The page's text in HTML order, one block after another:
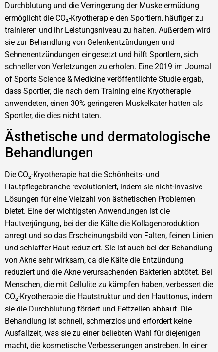
Durchblutung und die Verringerung der Muskelermüdung
ermöglicht die CO₂-Kryotherapie den Sportlern, häufiger zu
trainieren und ihr Leistungsniveau zu halten. Außerdem wird
sie zur Behandlung von Gelenkentzündungen und
Sehnenentzündungen eingesetzt und hilft Sportlern, sich
schneller von Verletzungen zu erholen. Eine 2019 im Journal
of Sports Science & Medicine veröffentlichte Studie ergab,
dass Sportler, die nach dem Training eine Kryotherapie
anwendeten, einen 30% geringeren Muskelkater hatten als
Sportler, die dies nicht taten.
Ästhetische und dermatologische
Behandlungen
Die CO₂-Kryotherapie hat die Schönheits- und
Hautpflegebranche revolutioniert, indem sie nicht-invasive
Lösungen für eine Vielzahl von ästhetischen Problemen
bietet. Eine der wichtigsten Anwendungen ist die
Hautverjüngung, bei der die Kälte die Kollagenproduktion
anregt und so das Erscheinungsbild von Falten, feinen Linien
und schlaffer Haut reduziert. Sie ist auch bei der Behandlung
von Akne sehr wirksam, da die Kälte die Entzündung
reduziert und die Akne verursachenden Bakterien abtötet. Bei
Menschen, die mit Cellulite zu kämpfen haben, verbessert die
CO₂-Kryotherapie die Hautstruktur und den Hauttonus, indem
sie die Durchblutung fördert und Fettzellen abbaut. Die
Behandlung ist schnell, schmerzlos und erfordert keine
Ausfallzeit, was sie zu einer beliebten Wahl für diejenigen
macht, die kosmetische Verbesserungen anstreben. In einer